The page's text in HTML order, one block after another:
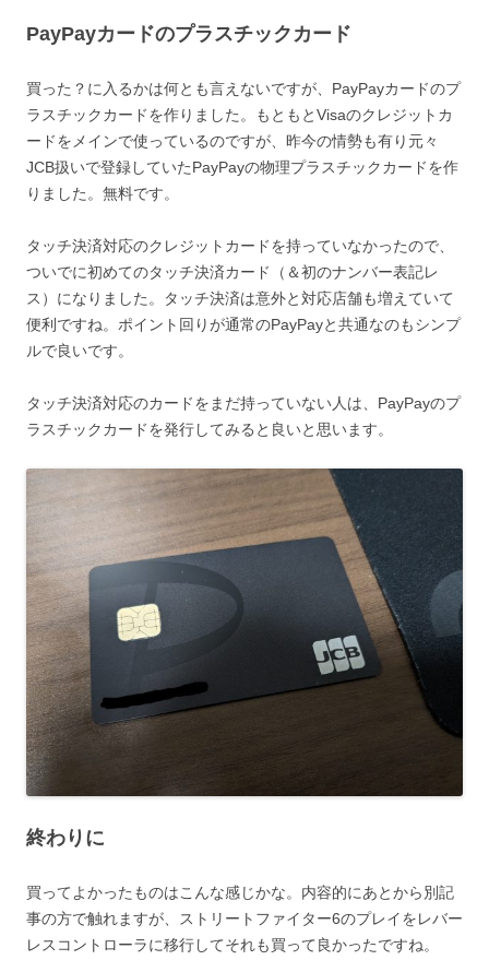
PayPayカードのプラスチックカード
買った？に入るかは何とも言えないですが、PayPayカードのプ
ラスチックカードを作りました。もともとVisaのクレジットカ
ードをメインで使っているのですが、昨今の情勢も有り元々
JCB扱いで登録していたPayPayの物理プラスチックカードを作
りました。無料です。
タッチ決済対応のクレジットカードを持っていなかったので、
ついでに初めてのタッチ決済カード（＆初のナンバー表記レ
ス）になりました。タッチ決済は意外と対応店舗も増えていて
便利ですね。ポイント回りが通常のPayPayと共通なのもシンプ
ルで良いです。
タッチ決済対応のカードをまだ持っていない人は、PayPayのプ
ラスチックカードを発行してみると良いと思います。
終わりに
買ってよかったものはこんな感じかな。内容的にあとから別記
事の方で触れますが、ストリートファイター6のプレイをレバー
レスコントローラに移行してそれも買って良かったですね。